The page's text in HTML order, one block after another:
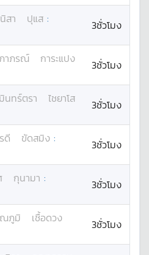
สา ปุแส :
3ชั่วโมง
าภรณ์
การะแปง
3ชั่วโมง
นทร์ตรา
ไชยาโส
3ชั่วโมง
ดี ขัดสมิง :
3ชั่วโมง
กุนามา :
3ชั่วโมง
ณภูมิ
เชื้อดวง
3ชั่วโมง